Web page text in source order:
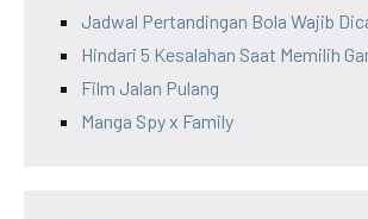
Jadwal Pertandingan Bola Wajib
Hindari 5 Kesalahan Saat Memilih
Film Jalan Pulang
Manga Spy x Family